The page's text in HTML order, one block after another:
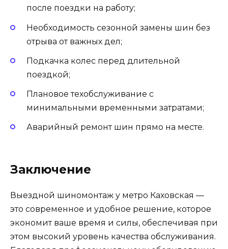
после поездки на работу;
Необходимость сезонной замены шин без
отрыва от важных дел;
Подкачка колес перед длительной
поездкой;
Плановое техобслуживание с
минимальными временными затратами;
Аварийный ремонт шин прямо на месте.
Заключение
Выездной шиномонтаж у метро Каховская —
это современное и удобное решение, которое
экономит ваше время и силы, обеспечивая при
этом высокий уровень качества обслуживания.